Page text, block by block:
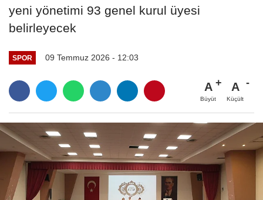
yeni yönetimi 93 genel kurul üyesi
belirleyecek
SPOR 09 Temmuz 2026 - 12:03
A
Büyüt
A
Küçült